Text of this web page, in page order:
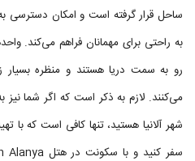
ساحل قرار گرفته است و امکان دسترسی
به راحتی برای مهمانان فراهم می‌کند.
رو به سمت دریا هستند و منظره بسیار
می‌کنند. لازم به ذکر است که اگر شما نیز
شهر آلانیا هستید، تنها کافی است که با